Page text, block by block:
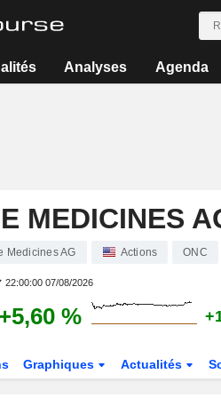
Analyses Agenda
MEDICINES
Medicines AG Actions ONC
22:00:00 07/08/2026
+5,60 %
Graphiques Actualités